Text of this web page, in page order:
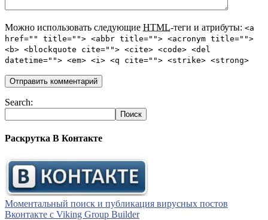
Можно использовать следующие HTML-теги и атрибуты: <a
href="" title=""> <abbr title=""> <acronym title="">
<b> <blockquote cite=""> <cite> <code> <del
datetime=""> <em> <i> <q cite=""> <strike> <strong>
Search:
Раскрутка В Контакте
Моментальный поиск и публикация вирусных постов
Вконтакте с Viking Group Builder